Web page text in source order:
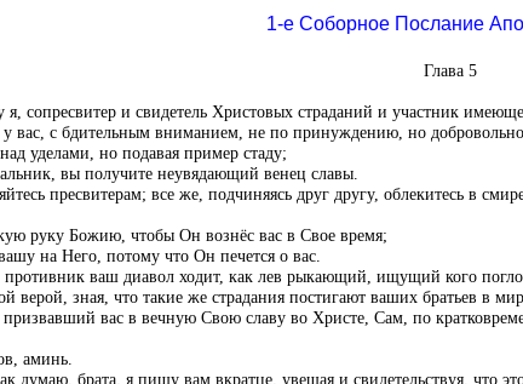
1-е Соборное Послание
Глава 5
сопресвитер и свидетель Христовых страданий и участник
у вас, с бдительным вниманием, не по принуждению, но
уделами, но подавая пример стаду;
вы получите неувядающий венец славы.
пресвитерам; все же, подчиняясь друг другу, облекитесь в
руку Божию, чтобы Он вознёс вас в Свое время;
на Него, потому что Он печется о вас.
противник ваш диавол ходит, как лев рыкающий, ищущий кого
верой, зная, что такие же страдания постигают ваших братьев в
призвавший вас в вечную Свою славу во Христе, Сам, по
аминь.
думаю, брата, я пишу вам вкратце, увещая и свидетельствуя, что